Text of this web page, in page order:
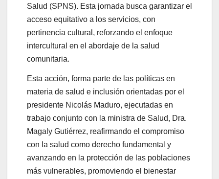
Salud (SPNS). Esta jornada busca garantizar el
acceso equitativo a los servicios, con
pertinencia cultural, reforzando el enfoque
intercultural en el abordaje de la salud
comunitaria.
Esta acción, forma parte de las políticas en
materia de salud e inclusión orientadas por el
presidente Nicolás Maduro, ejecutadas en
trabajo conjunto con la ministra de Salud, Dra.
Magaly Gutiérrez, reafirmando el compromiso
con la salud como derecho fundamental y
avanzando en la protección de las poblaciones
más vulnerables, promoviendo el bienestar